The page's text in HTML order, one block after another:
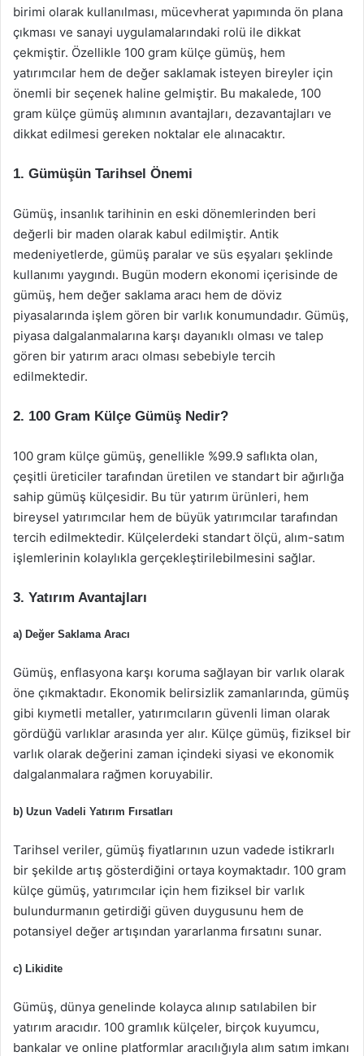
birimi olarak kullanılması, mücevherat yapımında ön plana
çıkması ve sanayi uygulamalarındaki rolü ile dikkat
çekmiştir. Özellikle 100 gram külçe gümüş, hem
yatırımcılar hem de değer saklamak isteyen bireyler için
önemli bir seçenek haline gelmiştir. Bu makalede, 100
gram külçe gümüş alımının avantajları, dezavantajları ve
dikkat edilmesi gereken noktalar ele alınacaktır.
1. Gümüşün Tarihsel Önemi
Gümüş, insanlık tarihinin en eski dönemlerinden beri
değerli bir maden olarak kabul edilmiştir. Antik
medeniyetlerde, gümüş paralar ve süs eşyaları şeklinde
kullanımı yaygındı. Bugün modern ekonomi içerisinde de
gümüş, hem değer saklama aracı hem de döviz
piyasalarında işlem gören bir varlık konumundadır. Gümüş,
piyasa dalgalanmalarına karşı dayanıklı olması ve talep
gören bir yatırım aracı olması sebebiyle tercih
edilmektedir.
2. 100 Gram Külçe Gümüş Nedir?
100 gram külçe gümüş, genellikle %99.9 saflıkta olan,
çeşitli üreticiler tarafından üretilen ve standart bir ağırlığa
sahip gümüş külçesidir. Bu tür yatırım ürünleri, hem
bireysel yatırımcılar hem de büyük yatırımcılar tarafından
tercih edilmektedir. Külçelerdeki standart ölçü, alım-satım
işlemlerinin kolaylıkla gerçekleştirilebilmesini sağlar.
3. Yatırım Avantajları
a) Değer Saklama Aracı
Gümüş, enflasyona karşı koruma sağlayan bir varlık olarak
öne çıkmaktadır. Ekonomik belirsizlik zamanlarında, gümüş
gibi kıymetli metaller, yatırımcıların güvenli liman olarak
gördüğü varlıklar arasında yer alır. Külçe gümüş, fiziksel bir
varlık olarak değerini zaman içindeki siyasi ve ekonomik
dalgalanmalara rağmen koruyabilir.
b) Uzun Vadeli Yatırım Fırsatları
Tarihsel veriler, gümüş fiyatlarının uzun vadede istikrarlı
bir şekilde artış gösterdiğini ortaya koymaktadır. 100 gram
külçe gümüş, yatırımcılar için hem fiziksel bir varlık
bulundurmanın getirdiği güven duygusunu hem de
potansiyel değer artışından yararlanma fırsatını sunar.
c) Likidite
Gümüş, dünya genelinde kolayca alınıp satılabilen bir
yatırım aracıdır. 100 gramlık külçeler, birçok kuyumcu,
bankalar ve online platformlar aracılığıyla alım satım imkanı